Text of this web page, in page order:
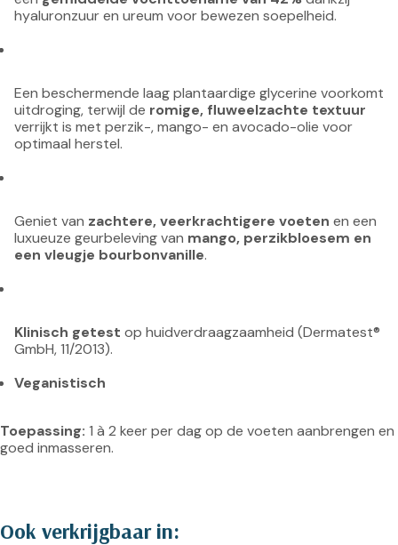
hyaluronzuur en ureum voor bewezen soepelheid.
Een beschermende laag plantaardige glycerine voorkomt
uitdroging, terwijl de romige, fluweelzachte textuur
verrijkt is met perzik-, mango- en avocado-olie voor
optimaal herstel.
Geniet van zachtere, veerkrachtigere voeten en een
luxueuze geurbeleving van mango, perzikbloesem en
een vleugje bourbonvanille.
Klinisch getest op huidverdraagzaamheid (Dermatest®
GmbH, 11/2013).
Veganistisch
Toepassing: 1 à 2 keer per dag op de voeten aanbrengen en
goed inmasseren.
Ook verkrijgbaar in: